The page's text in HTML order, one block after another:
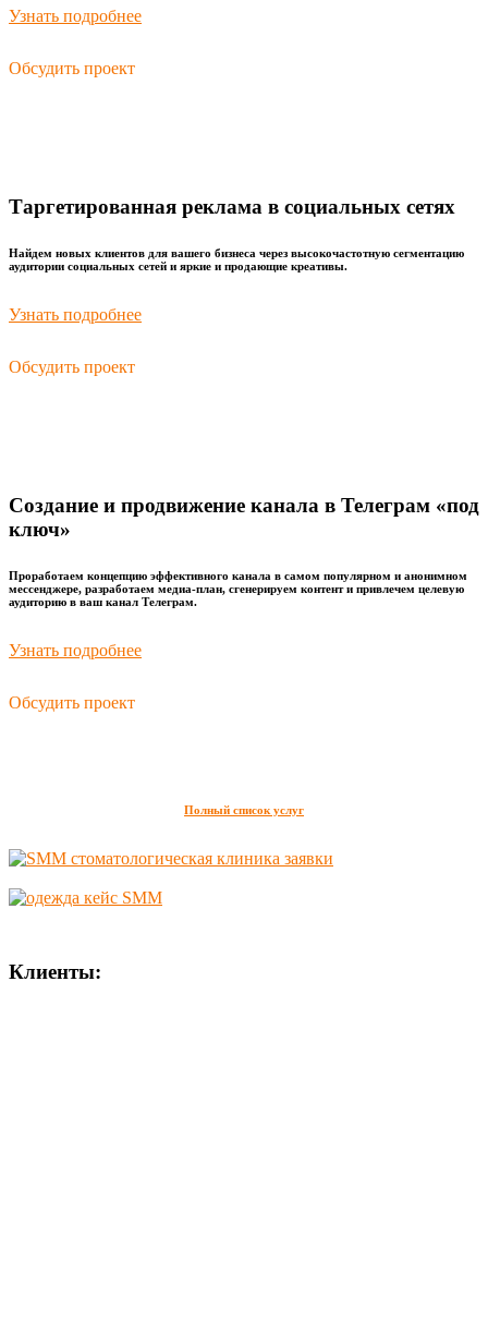
Узнать подробнее
Обсудить проект
Таргетированная реклама в социальных сетях
Найдем новых клиентов для вашего бизнеса через высокочастотную сегментацию
аудитории социальных сетей и яркие и продающие креативы.
Узнать подробнее
Обсудить проект
Создание и продвижение канала в Телеграм «под
ключ»
Проработаем концепцию эффективного канала в самом популярном и анонимном
мессенджере, разработаем медиа-план, сгенерируем контент и привлечем целевую
аудиторию в ваш канал Телеграм.
Узнать подробнее
Обсудить проект
Полный список услуг
Клиенты: